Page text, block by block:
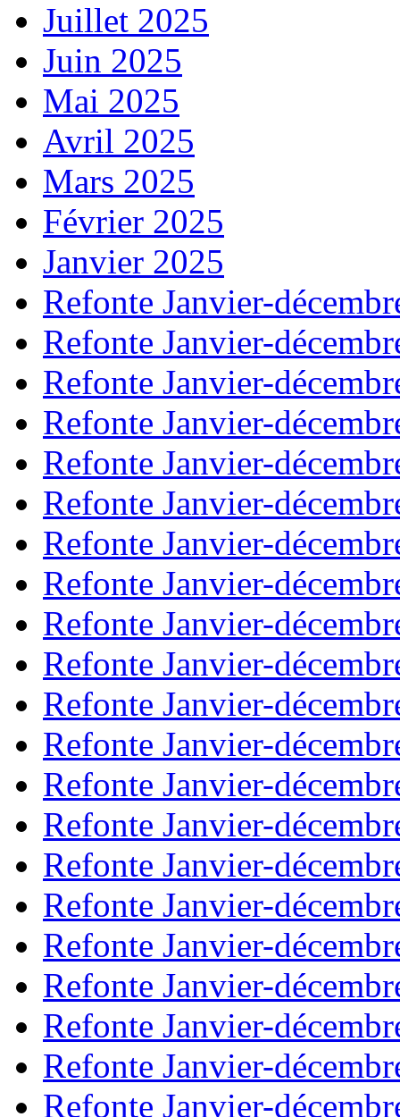
Juillet 2025
Juin 2025
Mai 2025
Avril 2025
Mars 2025
Février 2025
Janvier 2025
Refonte Janvier-
Refonte Janvier-
Refonte Janvier-
Refonte Janvier-
Refonte Janvier-
Refonte Janvier-
Refonte Janvier-
Refonte Janvier-
Refonte Janvier-
Refonte Janvier-
Refonte Janvier-
Refonte Janvier-
Refonte Janvier-
Refonte Janvier-
Refonte Janvier-
Refonte Janvier-
Refonte Janvier-
Refonte Janvier-
Refonte Janvier-
Refonte Janvier-
Refonte Janvier-